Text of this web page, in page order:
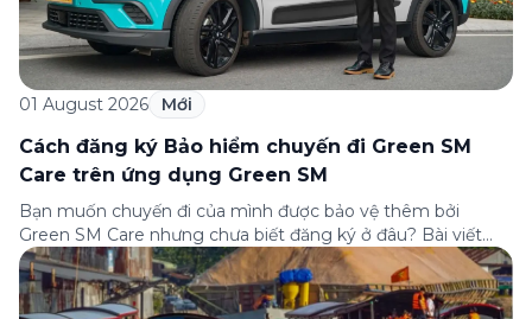
01 August 2026 Mới
Cách đăng ký Bảo hiểm chuyến đi Green SM
Care trên ứng dụng Green SM
Bạn muốn chuyến đi của mình được bảo vệ thêm bởi
Green SM Care nhưng chưa biết đăng ký ở đâu? Bài viết
dưới đây sẽ hướng dẫn chi tiết cách tham gia (và hủy tham
gia) gói bảo hiểm này ngay trên ứng dụng Green SM, cùng
những lưu ý quan trọng trước khi […]